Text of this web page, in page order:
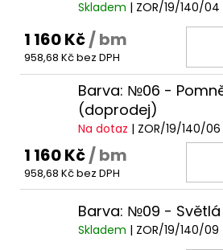
Skladem | ZOR/19/140/04
1 160 Kč/ bm
958,68 Kč bez DPH
Barva: №06 -
(doprodej)
Na dotaz | ZOR/19/140/06
1 160 Kč/ bm
958,68 Kč bez DPH
Barva: №09 -
Skladem | ZOR/19/140/09